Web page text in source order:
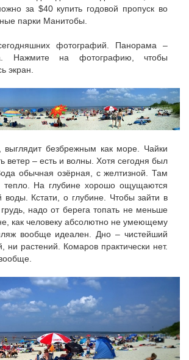
за $40 купить годовой пропуск во
парки Манитобы.
фотографий. Панорама –
Нажмите на фотографию, чтобы
экран.
выглядит безбрежным как море. Чайки
ветер – есть и волны. Хотя сегодня был
обычная озёрная, с желтизной. Там
тепло. На глубине хорошо ощущаются
воды. Кстати, о глубине. Чтобы зайти в
надо от берега топать не меньше
как человеку абсолютно не умеющему
вообще идеален. Дно – чистейший
ни растений. Комаров практически нет.